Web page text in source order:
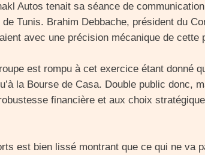
Autos tenait sa séance de
Tunis. Brahim Debbache, président du
avec une précision mécanique de cette
est rompu à cet exercice étant donné
la Bourse de Casa. Double public donc,
financière et aux choix
est bien lissé montrant que ce qui ne va